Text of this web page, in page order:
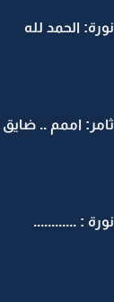
نورة: الحمد لله
ثامر: اممم ..
نورة : ............